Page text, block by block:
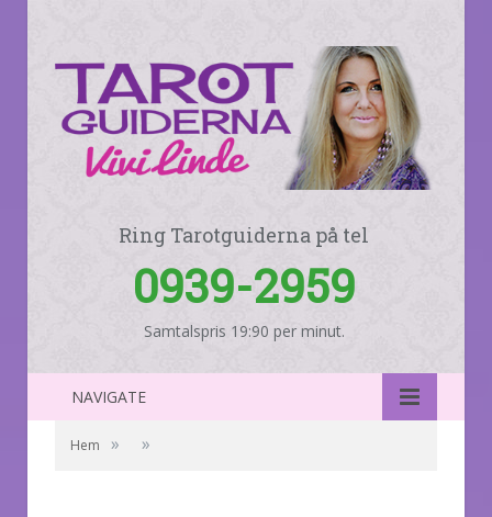
Ring Tarotguiderna på tel
0939-2959
Samtalspris 19:90 per minut.
NAVIGATE
Hem » »